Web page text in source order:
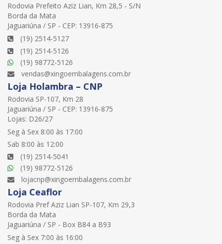
Rodovia Prefeito Aziz Lian, Km 28,5 - S/N
Borda da Mata
Jaguariúna / SP - CEP: 13916-875
(19) 2514-5127
(19) 2514-5126
(19) 98772-5126
vendas@xingoembalagens.com.br
Loja Holambra – CNP
Rodovia SP-107, Km 28
Jaguariúna / SP - CEP: 13916-875
Lojas: D26/27
Seg à Sex 8:00 às 17:00
Sab 8:00 às 12:00
(19) 2514-5041
(19) 98772-5126
lojacnp@xingoembalagens.com.br
Loja Ceaflor
Rodovia Pref Aziz Lian SP-107, Km 29,3
Borda da Mata
Jaguariúna / SP - Box B84 a B93
Seg à Sex 7:00 às 16:00